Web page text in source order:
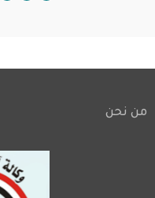
Footer
من نحن